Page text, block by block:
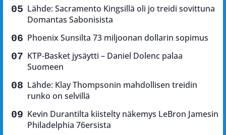
Lähde: Sacramento Kingsillä oli jo treidi sovittuna
Domantas Sabonisista
Phoenix Sunsilta 73 miljoonan dollarin sopimus
KTP-Basket jysäytti – Daniel Dolenc palaa
Suomeen
Lähde: Klay Thompsonin mahdollisen treidin
runko on selvillä
Kevin Durantilta kiistelty näkemys LeBron Jamesin
Philadelphia 76ersista